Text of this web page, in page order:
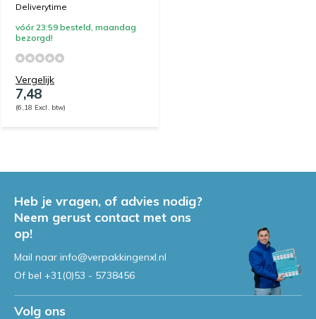
Deliverytime
vóór 23:59 besteld, maandag
bezorgd!
Vergelijk
7,48
(6,18 Excl. btw)
Heb je vragen, of advies nodig?
Neem gerust contact met ons
op!
Mail naar info@verpakkingenxl.nl
Of bel +31(0)53 - 5738456
Volg ons